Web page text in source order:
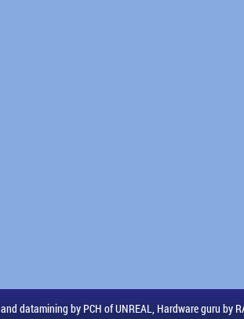
datamining by PCH of UNREAL, Hardware guru by